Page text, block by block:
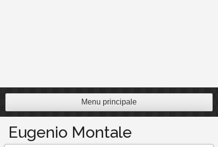
Menu principale
Eugenio Montale